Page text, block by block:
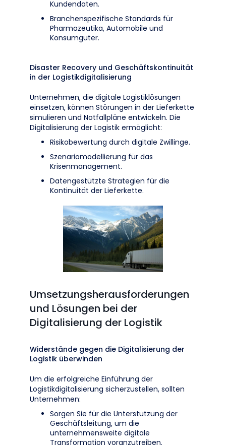
Kundendaten.
Branchenspezifische Standards für
Pharmazeutika, Automobile und
Konsumgüter.
Disaster Recovery und Geschäftskontinuität
in der Logistikdigitalisierung
Unternehmen, die digitale Logistiklösungen
einsetzen, können Störungen in der Lieferkette
simulieren und Notfallpläne entwickeln. Die
Digitalisierung der Logistik ermöglicht:
Risikobewertung durch digitale Zwillinge.
Szenariomodellierung für das
Krisenmanagement.
Datengestützte Strategien für die
Kontinuität der Lieferkette.
Umsetzungsherausforderungen
und Lösungen bei der
Digitalisierung der Logistik
Widerstände gegen die Digitalisierung der
Logistik überwinden
Um die erfolgreiche Einführung der
Logistikdigitalisierung sicherzustellen, sollten
Unternehmen:
Sorgen Sie für die Unterstützung der
Geschäftsleitung, um die
unternehmensweite digitale
Transformation voranzutreiben.